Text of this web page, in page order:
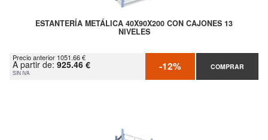
ESTANTERÍA METÁLICA 40X90X200 CON CAJONES 13
NIVELES
Precio anterior 1051.66 €
A partir de: 925.46 €
SIN IVA -12% COMPRAR